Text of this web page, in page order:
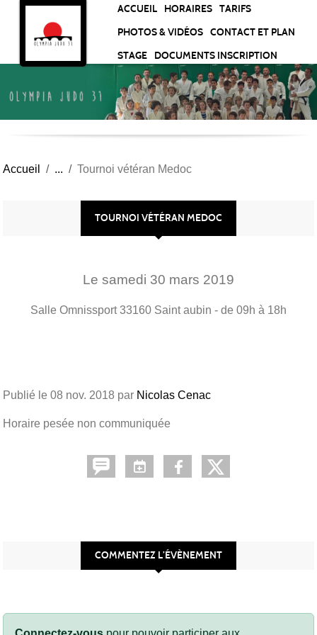
ACCUEIL HORAIRES
TARIFS
PHOTOS & VIDÉOS
CONTACT ET PLAN
STAGE
DOCUMENTS INSCRIPTION
Accueil Tournoi vétéran Medoc
TOURNOI VÉTÉRAN MEDOC
Le samedi 30 mars 2019
Salle Omnissport 33160 Saint aubin - de 09h à 18h
Publié le 08 nov. 2018 par Nicolas Cenac
Horaire pesée non communiquée
COMMENTEZ L’ÉVÈNEMENT
Panneau de gestion des cookies